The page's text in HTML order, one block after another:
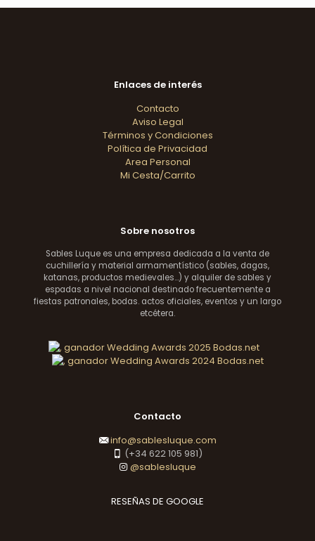
Enlaces de interés
Contacto
Aviso Legal
Términos y Condiciones
Política de Privacidad
Area Personal
Mi Cesta/Carrito
Sobre nosotros
Sables Luque es una empresa dedicada a la venta de
cuchillería y material armamentístico (sables, dagas,
katanas, productos medievales...) y alquiler de sables y
espadas a nivel nacional destinado frecuentemente a
fiestas patronales, bodas. actos oficiales, eventos y un largo
etcétera.
Contacto
info@sablesluque.com
(+34 622 105 981)
@sablesluque
RESEÑAS DE GOOGLE